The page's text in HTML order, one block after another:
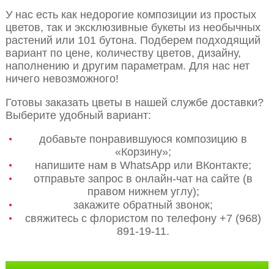
У нас есть как недорогие композиции из простых
цветов, так и эксклюзивные букеты из необычных
растений или 101 бутона. Подберем подходящий
вариант по цене, количеству цветов, дизайну,
наполнению и другим параметрам. Для нас нет
ничего невозможного!
Готовы заказать цветы в нашей службе доставки?
Выберите удобный вариант:
добавьте понравившуюся композицию в
«Корзину»;
напишите нам в WhatsApp или ВКонтакте;
отправьте запрос в онлайн-чат на сайте (в
правом нижнем углу);
закажите обратный звонок;
свяжитесь с флористом по телефону +7 (968)
891-19-11.